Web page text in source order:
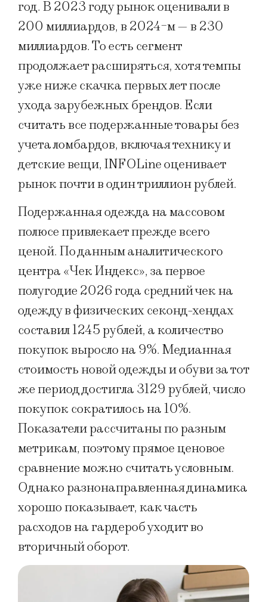
год. В 2023 году рынок оценивали в
200 миллиардов, в 2024-м — в 230
миллиардов. То есть сегмент
продолжает расширяться, хотя темпы
уже ниже скачка первых лет после
ухода зарубежных брендов. Если
считать все подержанные товары без
учета ломбардов, включая технику и
детские вещи, INFOLine оценивает
рынок почти в один триллион рублей.
Подержанная одежда на массовом
полюсе привлекает прежде всего
ценой. По данным аналитического
центра «Чек Индекс», за первое
полугодие 2026 года средний чек на
одежду в физических секонд-хендах
составил 1245 рублей, а количество
покупок выросло на 9%. Медианная
стоимость новой одежды и обуви за тот
же период достигла 3129 рублей, число
покупок сократилось на 10%.
Показатели рассчитаны по разным
метрикам, поэтому прямое ценовое
сравнение можно считать условным.
Однако разнонаправленная динамика
хорошо показывает, как часть
расходов на гардероб уходит во
вторичный оборот.